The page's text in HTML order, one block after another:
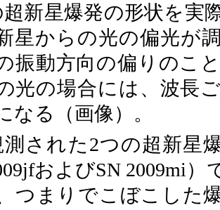
新星爆発の形状を実
星からの光の偏光が
振動方向の偏りのこ
光の場合には、波長
なる（画像）。
された2つの超新星
およびSN 2009mi
つまりでこぼこした